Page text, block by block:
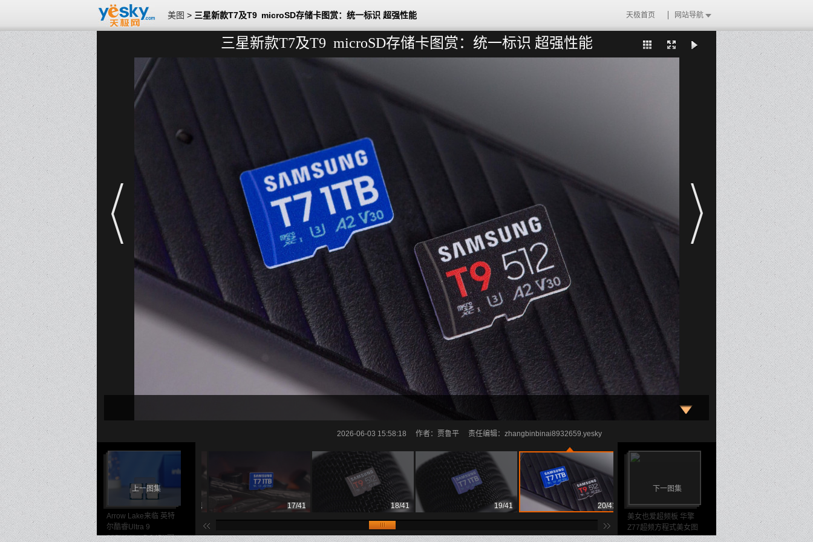
美图 > 三星新款T7及T9 microSD存储卡图赏：统一标识 超强性能 天极首页 网站导航
三星新款T7及T9 microSD存储卡图赏：统一标识 超强性能
2026-06-03 15:58:18 作者：贾鲁平 责任编辑：zhangbinbinai8932659.yesky
Arrow Lake来临 英特
尔酷睿Ultra 9
285K/Ultra 5 245K图
上一图集
15/41
16/41 17/41 18/41 19/41 20/41 21/41
美女也爱超频板 华擎
Z77超频方程式美女图
赏
下一图集